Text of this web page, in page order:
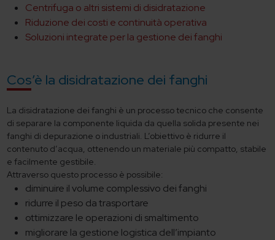
Centrifuga o altri sistemi di disidratazione
Riduzione dei costi e continuità operativa
Soluzioni integrate per la gestione dei fanghi
Cos’è la disidratazione dei fanghi
La disidratazione dei fanghi è un processo tecnico che consente
di separare la componente liquida da quella solida presente nei
fanghi di depurazione o industriali. L’obiettivo è ridurre il
contenuto d’acqua, ottenendo un materiale più compatto, stabile
e facilmente gestibile.
Attraverso questo processo è possibile:
diminuire il volume complessivo dei fanghi
ridurre il peso da trasportare
ottimizzare le operazioni di smaltimento
migliorare la gestione logistica dell’impianto